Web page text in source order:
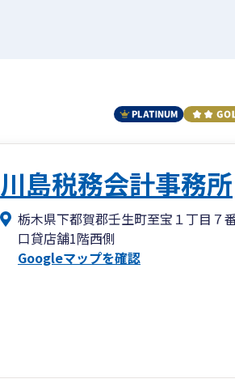
川島税務会計事務所
栃木県下都賀郡壬生町至宝１丁目７
口貸店舗1階西側
Googleマップを確認